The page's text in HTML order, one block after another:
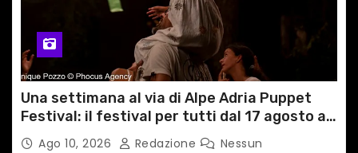
Una settimana al via di Alpe Adria Puppet
Festival: il festival per tutti dal 17 agosto a
GRADO
Ago 10, 2026 Redazione
Nessun